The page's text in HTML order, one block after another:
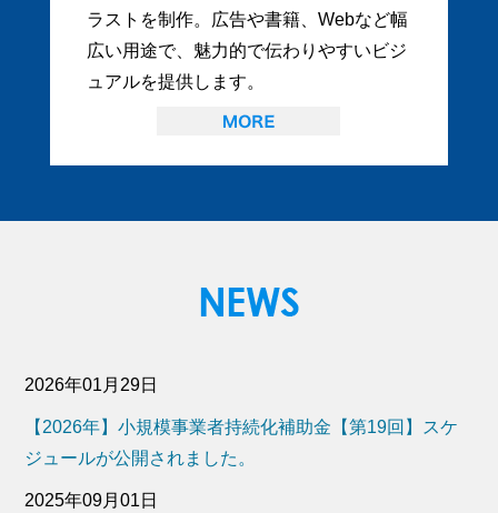
ラストを制作。広告や書籍、Webなど幅
広い用途で、魅力的で伝わりやすいビジ
ュアルを提供します。
2026年01月29日
【2026年】小規模事業者持続化補助金【第19回】スケ
ジュールが公開されました。
2025年09月01日